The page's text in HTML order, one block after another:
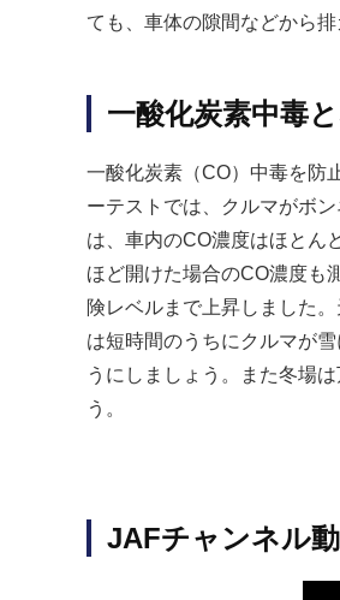
ても、車体の隙間などから
一酸化炭素中毒
一酸化炭素（CO）中毒を防
ーテストでは、クルマがボ
は、車内のCO濃度はほとん
ほど開けた場合のCO濃度も
険レベルまで上昇しました
は短時間のうちにクルマが
うにしましょう。また冬場
う。
JAFチャンネル